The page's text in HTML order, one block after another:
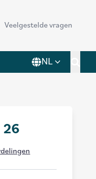
Veelgestelde vragen
NL
26